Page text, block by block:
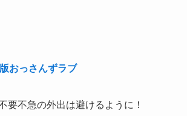
おっさんずラブ
要不急の外出は避けるように！